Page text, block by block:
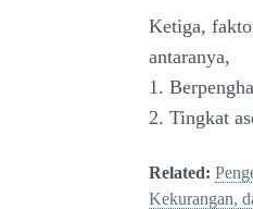
Ketiga,
antaranya,
1.
2. Tingkat
Related:
Kekurangan,